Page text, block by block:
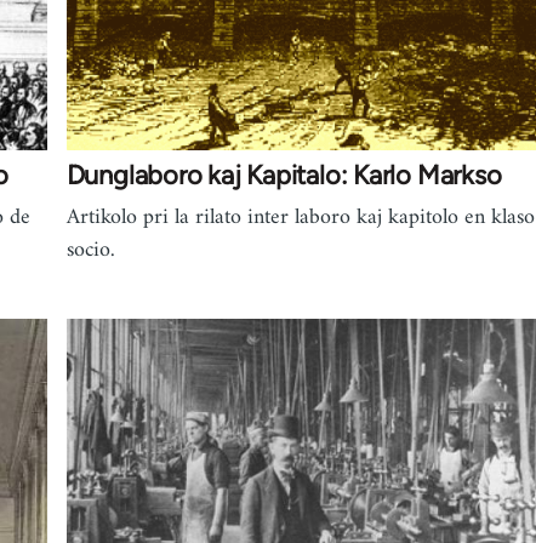
de
Dunglaboro kaj Kapitalo: Karlo Markso
Artikolo pri la rilato inter laboro kaj kapitolo en klaso
socio.